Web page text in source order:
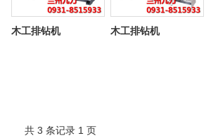
木工排钻机 木工排钻机
共 3 条记录 1 页